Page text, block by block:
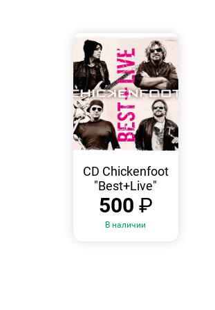
ПРОСМОТР
CD Chickenfoot
"Best+Live"
500 ₽
В наличии